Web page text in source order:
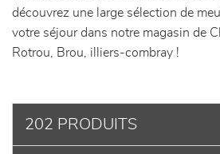
literie
découvrez une large sélection de
votre séjour dans notre magasin de
Rotrou, Brou, illiers-combray !
202 PRODUITS